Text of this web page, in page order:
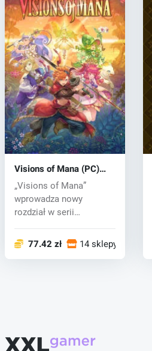
Visions of Mana (PC)
key
„Visions of Mana”
wprowadza nowy
rozdział w serii
miec...77.42 zł 14 sklepy